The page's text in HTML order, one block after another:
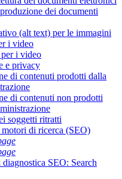
dei documenti
(alt text) per le immagini
i video
i video
e privacy
di contenuti prodotti dalla
di contenuti non prodotti
soggetti ritratti
di ricerca (SEO)
SEO: Search